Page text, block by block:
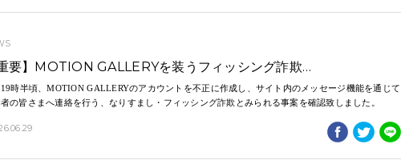
重要】MOTION GALLERYを装うフィッシング詐欺…
時半頃、MOTION GALLERYのアカウントを不正に作成し、サイト内のメッセージ機能を通じて
の皆さまへ連絡を行う、なりすまし・フィッシング詐欺とみられる事案を確認致しました。